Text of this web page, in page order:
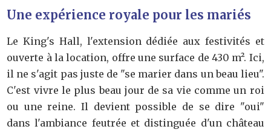
Une expérience royale pour les mariés
Le King's Hall, l'extension dédiée aux festivités et
ouverte à la location, offre une surface de 430 m². Ici,
il ne s'agit pas juste de "se marier dans un beau lieu".
C'est vivre le plus beau jour de sa vie comme un roi
ou une reine. Il devient possible de se dire "oui"
dans l'ambiance feutrée et distinguée d'un château